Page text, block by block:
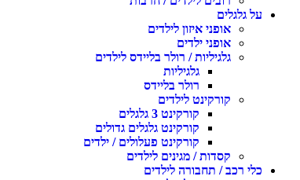
על גלגלים
אופני איזון לילדים
אופני ילדים
גלגיליות / רולר בליידס לילדים
גלגיליות
רולר בליידס
קורקינט לילדים
קורקינט 3 גלגלים
קורקינט גלגלים גדולים
קורקינט פעלולים / ילדים
קסדות / מגינים לילדים
כלי רכב / תחבורה לילדים